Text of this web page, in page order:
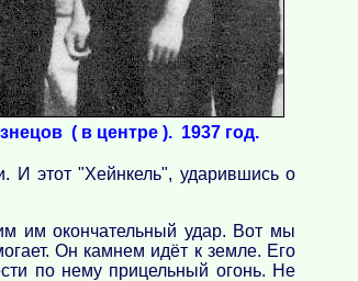
( в центре ). 1937 год.
И этот "Хейнкель", ударившись о
им окончательный удар. Вот мы
Он камнем идёт к земле. Его
по нему прицельный огонь. Не